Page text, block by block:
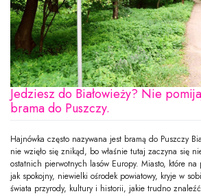
Jedziesz do Białowieży? Nie
brama do Puszczy.
Hajnówka często nazywana jest bramą do Puszczy
nie wzięło się znikąd, bo właśnie tutaj zaczyna się
ostatnich pierwotnych lasów Europy. Miasto, które
jak spokojny, niewielki ośrodek powiatowy, kryje w
świata przyrody, kultury i historii, jakie trudno